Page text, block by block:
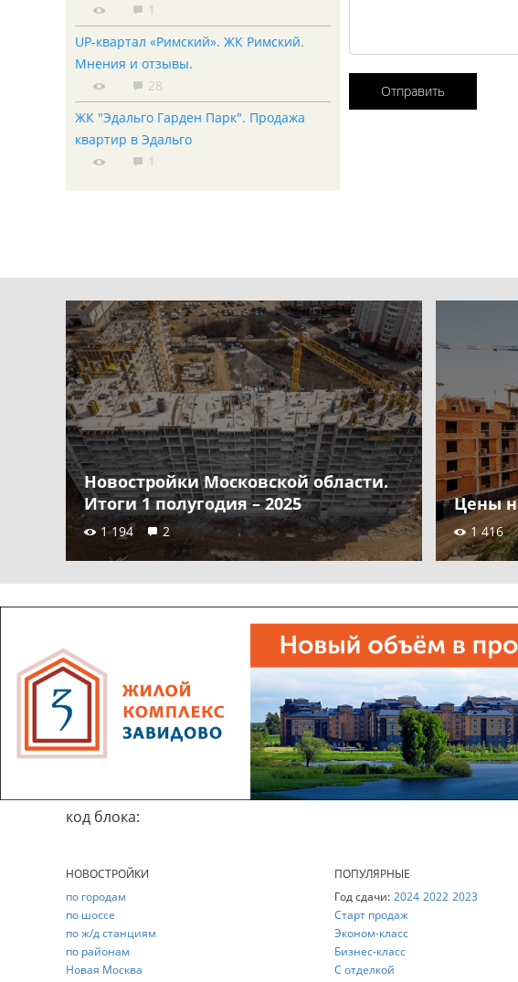
1
UP-квартал «Римский». ЖК Римский.
Мнения и отзывы.
28
ЖК "Эдальго Гарден Парк". Продажа
квартир в Эдальго
1
Отправить
Новостройки Московской области.
Итоги 1 полугодия – 2025
1 194 2
Цены
1 416
код блока:
НОВОСТРОЙКИ
по городам
по шоссе
по ж/д станциям
по районам
Новая Москва
ПОПУЛЯРНЫЕ
Год сдачи: 2024 2022 2023
Старт продаж
Эконом-класс
Бизнес-класс
С отделкой